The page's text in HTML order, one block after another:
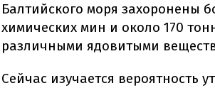
Балтийского моря захоронены
химических мин и около 170
различными ядовитыми
Сейчас изучается вероятность